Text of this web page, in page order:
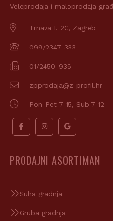
Veleprodaja i maloprodaja
Trnava I. 2C, Zagreb
099/2347-333
01/2450-936
zpprodaja@z-profil.hr
Pon-Pet 7-15, Sub 7-12
PRODAJNI ASORTIMAN
Suha gradnja
Gruba gradnja